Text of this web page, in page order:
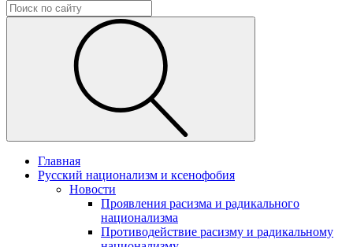
Главная
Русский национализм и ксенофобия
Новости
Проявления расизма и радикального
национализма
Противодействие расизму и радикальному